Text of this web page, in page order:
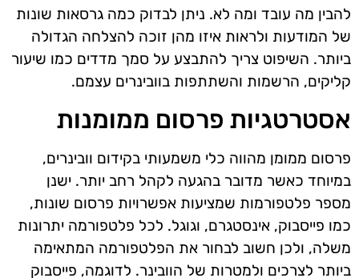
להבין מה עובד ומה לא. ניתן לבדוק כמה גרסאות שונות
של המודעות ולראות איזו מהן זוכה להצלחה הגדולה
ביותר. השיפוט צריך להתבצע על סמך מדדים כמו שיעור
קליקים, הרשמות והשתתפות בוובינרים עצמם.
אסטרטגיות פרסום ממומנות
פרסום ממומן מהווה כלי משמעותי בקידום וובינרים,
במיוחד כאשר מדובר בהגעה לקהל רחב יותר. ישנן
מספר פלטפורמות שמציעות אפשרויות פרסום שונות,
כמו פייסבוק, אינסטגרם, וגוגל. לכל פלטפורמה יתרונות
משלה, ולכן חשוב לבחור את הפלטפורמה המתאימה
ביותר לצרכים ולמטרות של הוובינר. לדוגמה, פייסבוק